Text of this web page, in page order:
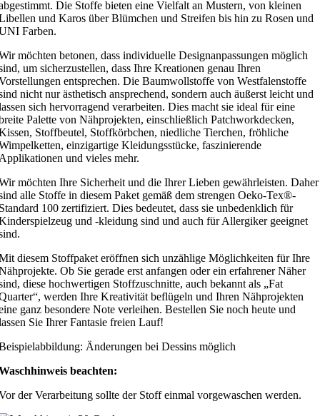
Die Stoffe bieten eine Vielfalt an Mustern, von kleinen
und Karos über Blümchen und Streifen bis hin zu Rosen und
Farben.
möchten betonen, dass individuelle Designanpassungen möglich
um sicherzustellen, dass Ihre Kreationen genau Ihren
entsprechen. Die Baumwollstoffe von Westfalenstoffe
nicht nur ästhetisch ansprechend, sondern auch äußerst leicht und
sich hervorragend verarbeiten. Dies macht sie ideal für eine
Palette von Nähprojekten, einschließlich Patchworkdecken,
Stoffbeutel, Stoffkörbchen, niedliche Tierchen, fröhliche
einzigartige Kleidungsstücke, faszinierende
und vieles mehr.
möchten Ihre Sicherheit und die Ihrer Lieben gewährleisten. Daher
alle Stoffe in diesem Paket gemäß dem strengen Oeko-Tex®-
100 zertifiziert. Dies bedeutet, dass sie unbedenklich für
und -kleidung sind und auch für Allergiker geeignet
diesem Stoffpaket eröffnen sich unzählige Möglichkeiten für Ihre
Ob Sie gerade erst anfangen oder ein erfahrener Näher
diese hochwertigen Stoffzuschnitte, auch bekannt als „Fat
werden Ihre Kreativität beflügeln und Ihren Nähprojekten
ganz besondere Note verleihen. Bestellen Sie noch heute und
Sie Ihrer Fantasie freien Lauf!
Änderungen bei Dessins möglich
beachten:
der Verarbeitung sollte der Stoff einmal vorgewaschen werden.